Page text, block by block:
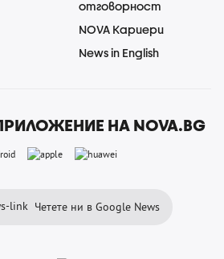
отговорност
NOVA Кариери
News in English
НА NOVA.BG
Четете ни в Google News